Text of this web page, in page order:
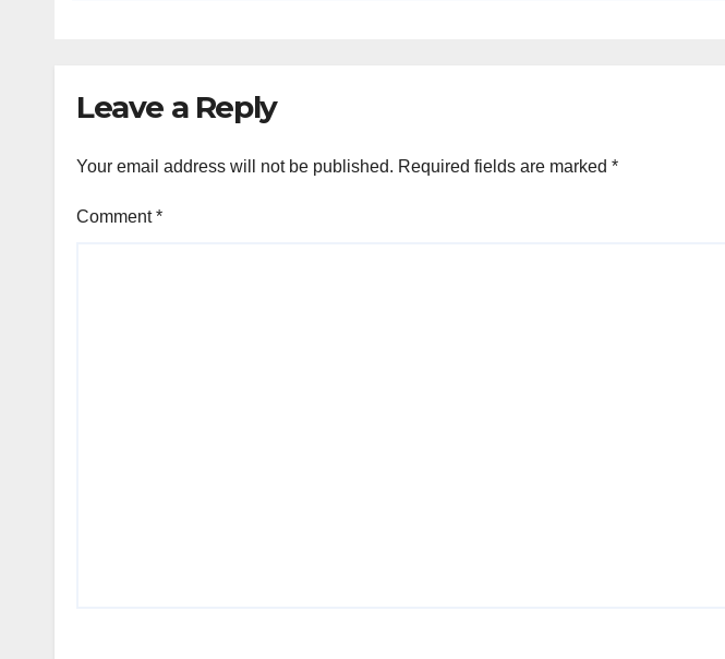
Leave a Reply
Your email address will not be published. Required fields are marked *
Comment*